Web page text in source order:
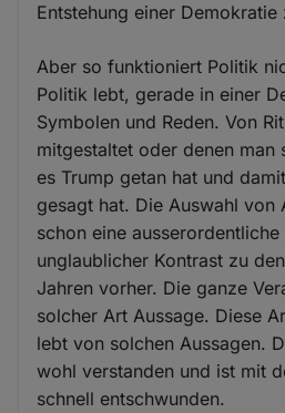
Entstehung einer Demokratie
Aber so funktioniert Politik
Politik lebt, gerade in einer
Symbolen und Reden. Von
mitgestaltet oder denen
es Trump getan hat und
gesagt hat. Die Auswahl von
schon eine
unglaublicher Kontrast zu
Jahren vorher. Die ganze
solcher Art Aussage. Diese
lebt von solchen Aussagen.
wohl verstanden und ist mit
schnell entschwunden.